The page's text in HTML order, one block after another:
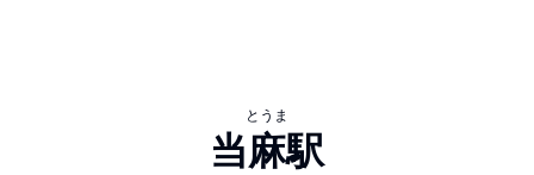
とうま
当麻駅